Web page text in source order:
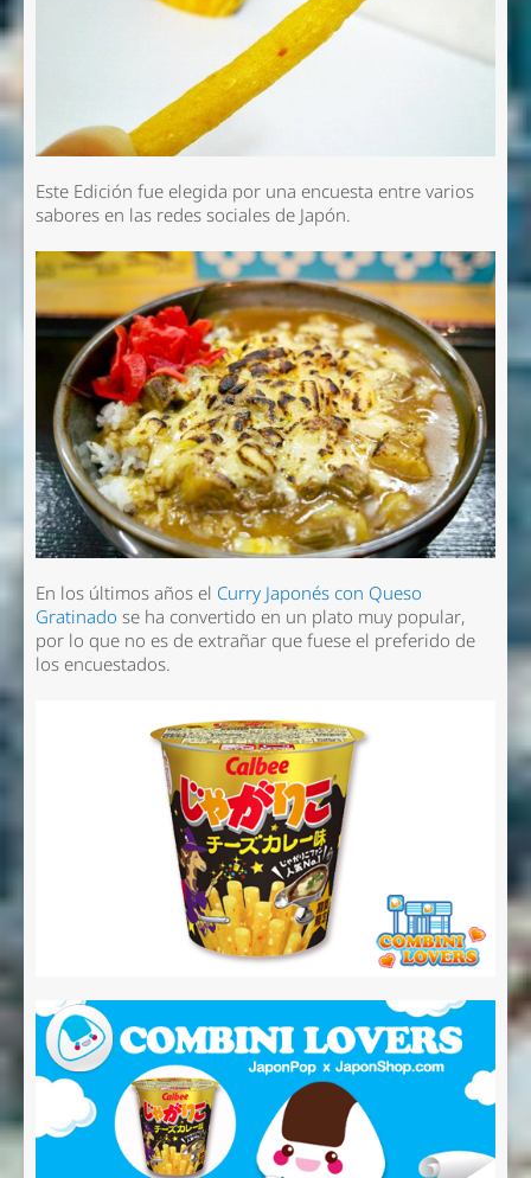
Este Edición fue elegida por una encuesta entre varios
sabores en las redes sociales de Japón.
En los últimos años el Curry Japonés con Queso
Gratinado se ha convertido en un plato muy popular,
por lo que no es de extrañar que fuese el preferido de
los encuestados.